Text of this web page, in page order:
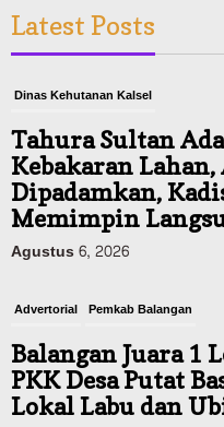
Latest Posts
Dinas Kehutanan Kalsel
Tahura Sultan
Kebakaran
Dipadamkan,
Memimpin
Agustus 6, 2026
Advertorial Pemkab Balangan
Balangan Juara 1
PKK Desa Putat
Lokal Labu dan